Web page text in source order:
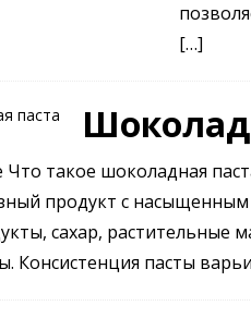
[…]
Что такое шоколадная
продукт с
сахар, растительные
Консистенция пасты